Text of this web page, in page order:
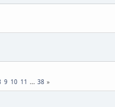
9 10 11 ... 38